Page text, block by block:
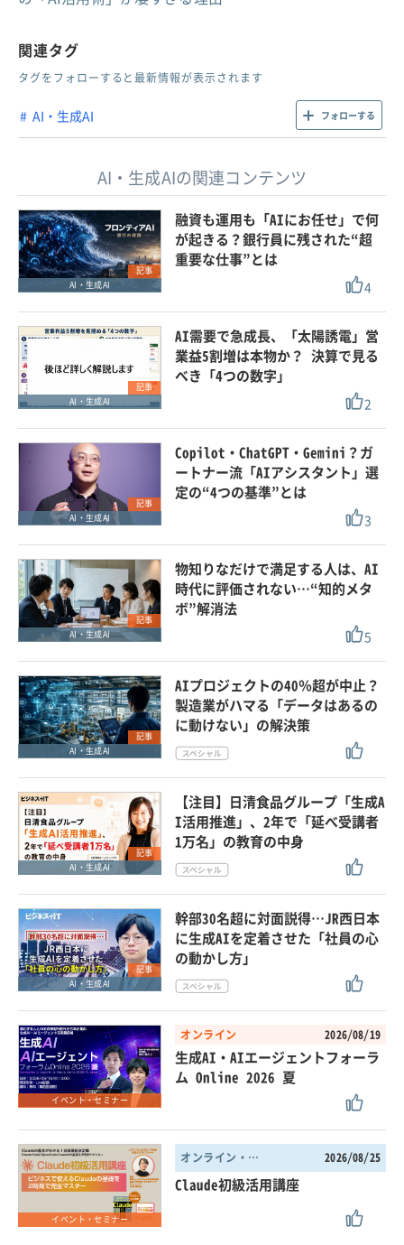
関連タグ
タグをフォローすると最新情報が表示されます
AI・生成AI フォローする
AI・生成AIの関連コンテンツ
記事
AI・生成AI
融資も運用も「AIにお任せ」で何
が起きる？銀行員に残された“超
重要な仕事”とは
4
記事
AI・生成AI
AI需要で急成長、「太陽誘電」営
業益5割増は本物か？ 決算で見る
べき「4つの数字」
2
記事
AI・生成AI
Copilot・ChatGPT・Gemini？ガ
ートナー流「AIアシスタント」選
定の“4つの基準”とは
3
記事
AI・生成AI
物知りなだけで満足する人は、AI
時代に評価されない…“知的メタ
ボ”解消法
5
記事
AI・生成AI
AIプロジェクトの40％超が中止？
製造業がハマる「データはあるの
に動けない」の解決策
記事
AI・生成AI
【注目】日清食品グループ「生成A
I活用推進」、2年で「延べ受講者
1万名」の教育の中身
記事
AI・生成AI
幹部30名超に対面説得…JR西日本
に生成AIを定着させた「社員の心
の動かし方」
イベント・セミナー
オンライン 2026/08/19
生成AI・AIエージェントフォーラ
ム Online 2026 夏
イベント・セミナー
オンライン・東京都 2026/08/25
Claude初級活用講座